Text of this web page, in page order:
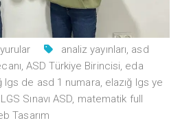
analiz yayınları, asd
,ASD Türkiye Birincisi, eda
lgs de asd 1 numara, elazığ lgs ye
LGS Sınavı ASD, matematik full
Tasarım